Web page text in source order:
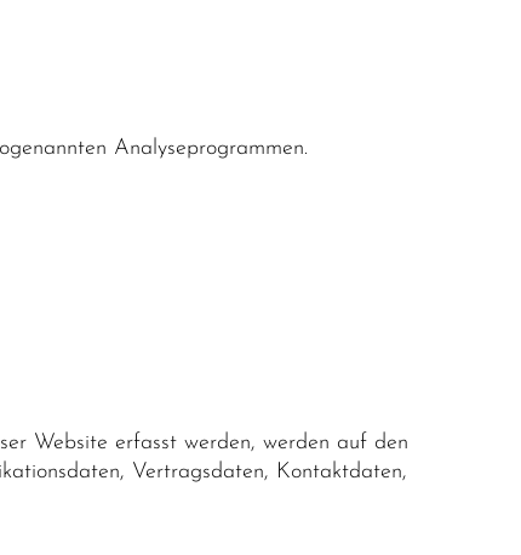
Analyseprogrammen.
Website erfasst werden, werden auf den
Vertragsdaten, Kontaktdaten,